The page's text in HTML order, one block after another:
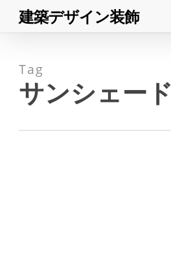
Skip
content
建築デザイン装飾
Tag
サンシェード